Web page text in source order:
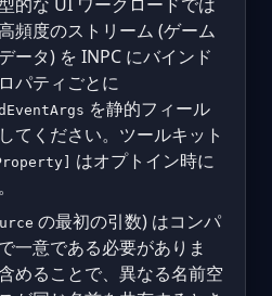
頻度のストリーム (ゲーム
ータ) を INPC にバインド
パティごとに
を静的フィール
てください。ツールキット
はオプトイン時に
の最初の引数) はコンパ
一意である必要がありま
めることで、異なる名前空